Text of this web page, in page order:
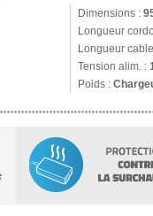
Dimensions :
Longueur
Longueur
Tension alim. :
Poids :